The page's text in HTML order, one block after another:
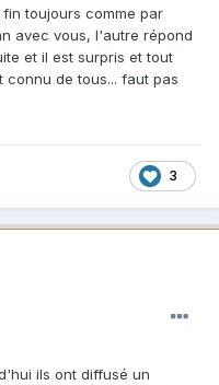
toujours comme par
avec vous, l'autre répond
et il est surpris et tout
de tous... faut pas
3
ils ont diffusé un